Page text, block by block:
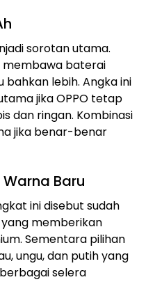
sorotan utama.
membawa baterai
lebih. Angka ini
jika OPPO tetap
dan ringan. Kombinasi
jika benar-benar
Baru
ini disebut sudah
memberikan
Sementara pilihan
ungu, dan putih yang
selera